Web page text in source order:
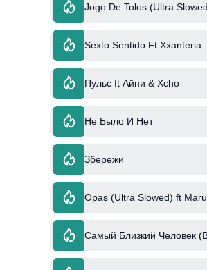
Jogo De Tolos (Ultra
Sexto Sentido Ft Xxanteria
Пульс ft Айни & Xcho
Не Было И Нет
Збережи
Opas (Ultra Slowed) ft
Самый Близкий Человек